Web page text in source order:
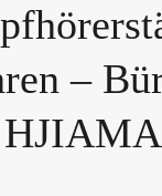
–
HJIAMA